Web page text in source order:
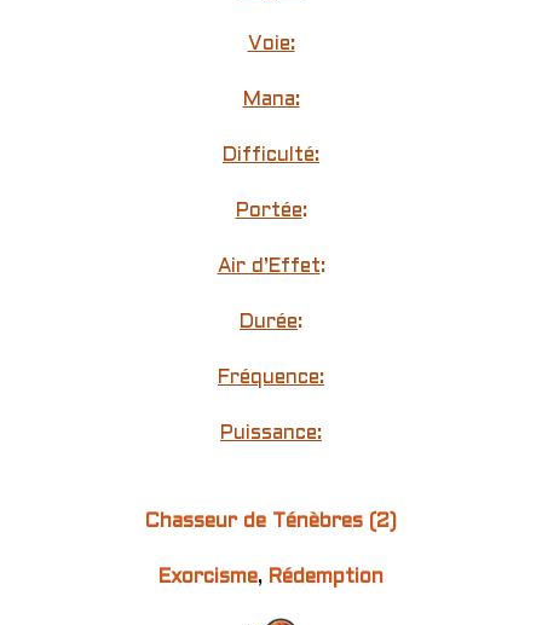
Voie:
Mana:
Difficulté:
Portée:
Air d’Effet:
Durée:
Fréquence:
Puissance:
Chasseur de Ténèbres (2)
Exorcisme, Rédemption